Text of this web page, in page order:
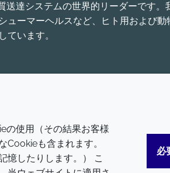
達システムの世界的リーダーです
ーマーヘルスなど、ヒト用および
ています。
シーポリシー
の使用（その結果お客様
も含まれます。
憶したりします。） こ
必